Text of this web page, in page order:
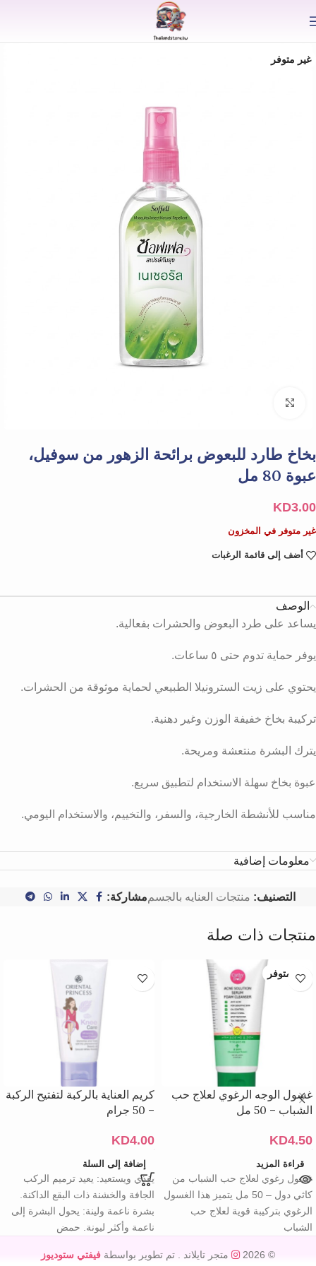
غير متوفر
بخاخ طارد للبعوض برائحة الزهور من سوفيل،
عبوة 80 مل
KD3.00
غير متوفر في المخزون
أضف إلى قائمة الرغبات
الوصف
يساعد على طرد البعوض والحشرات بفعالية.
يوفر حماية تدوم حتى ٥ ساعات.
يحتوي على زيت السترونيلا الطبيعي لحماية موثوقة من الحشرات.
تركيبة بخاخ خفيفة الوزن وغير دهنية.
يترك البشرة منتعشة ومريحة.
عبوة بخاخ سهلة الاستخدام لتطبيق سريع.
مناسب للأنشطة الخارجية، والسفر، والتخييم، والاستخدام اليومي.
معلومات إضافية
التصنيف: منتجات العنايه بالجسممشاركة:
منتجات ذات صلة
غير متوفر
غسول الوجه الرغوي لعلاج حب
الشباب – 50 مل
KD4.50
قراءة المزيد
غسول رغوي لعلاج حب الشباب من
كاثي دول – 50 مل يتميز هذا الغسول
الرغوي بتركيبة قوية لعلاج حب
الشباب
كريم العناية بالركبة لتفتيح الركبة
– 50 جرام
KD4.00
إضافة إلى السلة
يغذي ويستعيد: يعيد ترميم الركب
الجافة والخشنة ذات البقع الداكنة.
بشرة ناعمة ولينة: يحول البشرة إلى
ناعمة وأكثر ليونة. حمض
© 2026 متجر تايلاند . تم تطوير بواسطة فيفتي ستوديوز